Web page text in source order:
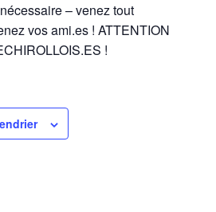
– venez tout
vos ami.es ! ATTENTION
!